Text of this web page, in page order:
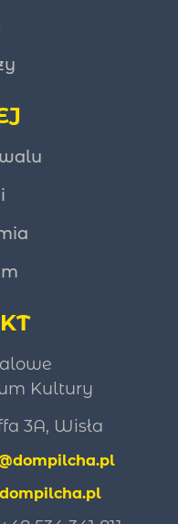
Kultury
3A, Wisła